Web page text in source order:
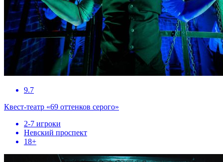
9.7
Квест-театр «69 оттенков серого»
2-7 игроки
Невский проспект
18+